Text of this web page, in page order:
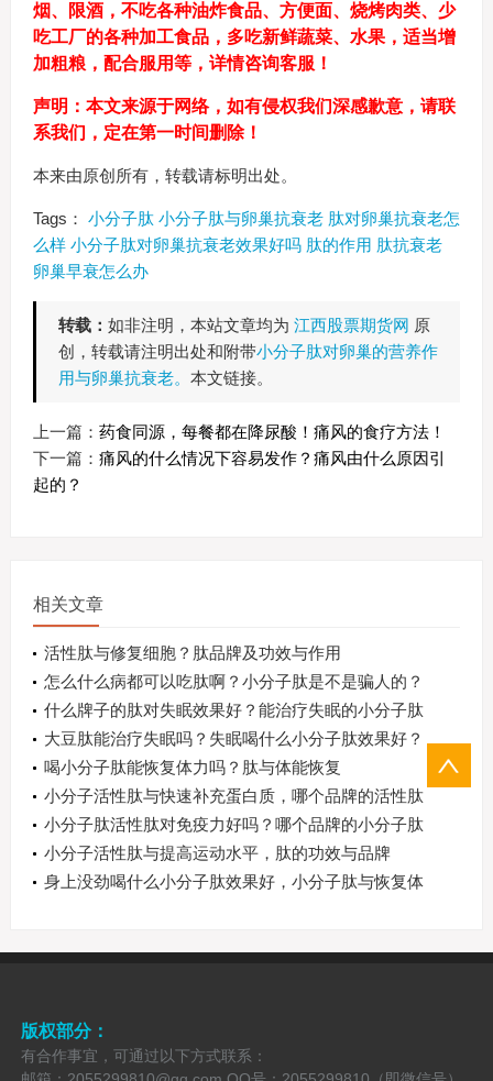
烟、限酒，不吃各种油炸食品、方便面、烧烤肉类、少
吃工厂的各种加工食品，多吃新鲜蔬菜、水果，适当增
加粗粮，配合服用等，详情咨询客服！
声明：本文来源于网络，如有侵权我们深感歉意，请联
系我们，定在第一时间删除！
本来由原创所有，转载请标明出处。
Tags： 小分子肽 小分子肽与卵巢抗衰老 肽对卵巢抗衰老怎
么样 小分子肽对卵巢抗衰老效果好吗 肽的作用 肽抗衰老
卵巢早衰怎么办
转载： 如非注明，本站文章均为 江西股票期货网 原
创，转载请注明出处和附带小分子肽对卵巢的营养作
用与卵巢抗衰老。 本文链接。
上一篇： 药食同源，每餐都在降尿酸！痛风的食疗方法！
下一篇： 痛风的什么情况下容易发作？痛风由什么原因引
起的？
相关文章
活性肽与修复细胞？肽品牌及功效与作用
怎么什么病都可以吃肽啊？小分子肽是不是骗人的？
什么牌子的肽对失眠效果好？能治疗失眠的小分子肽
有哪些？
大豆肽能治疗失眠吗？失眠喝什么小分子肽效果好？
喝小分子肽能恢复体力吗？肽与体能恢复
小分子活性肽与快速补充蛋白质，哪个品牌的活性肽
好
小分子肽活性肽对免疫力好吗？哪个品牌的小分子肽
对免疫力效果好
小分子活性肽与提高运动水平，肽的功效与品牌
身上没劲喝什么小分子肽效果好，小分子肽与恢复体
版权部分：
有合作事宜，可通过以下方式联系：